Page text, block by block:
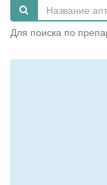
Для поиска по